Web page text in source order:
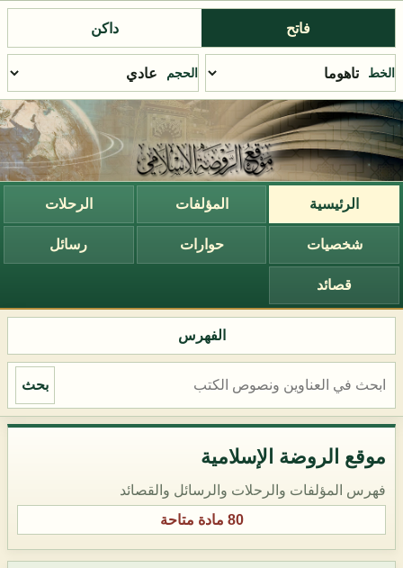
فاتح داكن
الخط الحجم
الرئيسية المؤلفات الرحلات
شخصيات حوارات رسائل
قصائد
الفهرس
بحث
موقع الروضة الإسلامية
فهرس المؤلفات والرحلات والرسائل والقصائد
80 مادة متاحة